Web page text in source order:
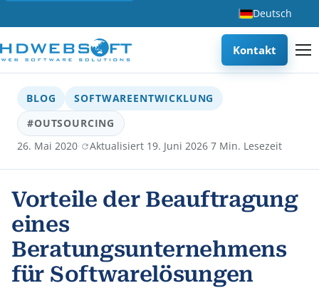
Deutsch
Kontakt
BLOG
SOFTWAREENTWICKLUNG
#OUTSOURCING
26. Mai 2020· Aktualisiert 19. Juni 2026·7 Min. Lesezeit
Vorteile der Beauftragung
eines
Beratungsunternehmens
für Softwarelösungen